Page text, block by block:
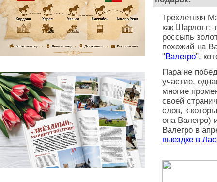
Трёхлетняя
как Шарлотт:
россыпь
похожий на
"Валегро",
Пара не
участие,
многие
своей
слов, к
она Валегро)
Валегро в
выездке в